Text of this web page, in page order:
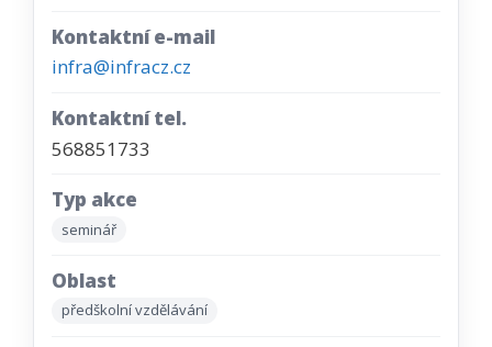
Kontaktní e-mail
infra@infracz.cz
Kontaktní tel.
568851733
Typ akce
seminář
Oblast
předškolní vzdělávání